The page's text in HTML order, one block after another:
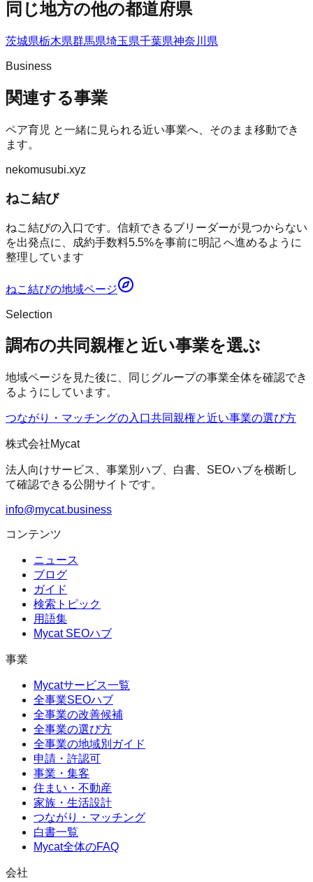
同じ地方の他の都道府県
茨城県栃木県群馬県埼玉県千葉県神奈川県
Business
関連する事業
ペア育児 と一緒に見られる近い事業へ、そのまま移動でき
ます。
nekomusubi.xyz
ねこ結び
ねこ結びの入口です。信頼できるブリーダーが見つからない
を出発点に、成約手数料5.5%を事前に明記 へ進めるように
整理しています
ねこ結びの地域ページ
Selection
調布の共同親権と近い事業を選ぶ
地域ページを見た後に、同じグループの事業全体を確認でき
るようにしています。
つながり・マッチングの入口共同親権と近い事業の選び方
株式会社Mycat
法人向けサービス、事業別ハブ、白書、SEOハブを横断し
て確認できる公開サイトです。
info@mycat.business
コンテンツ
ニュース
ブログ
ガイド
検索トピック
用語集
Mycat SEOハブ
事業
Mycatサービス一覧
全事業SEOハブ
全事業の改善候補
全事業の選び方
全事業の地域別ガイド
申請・許認可
事業・集客
住まい・不動産
家族・生活設計
つながり・マッチング
白書一覧
Mycat全体のFAQ
会社